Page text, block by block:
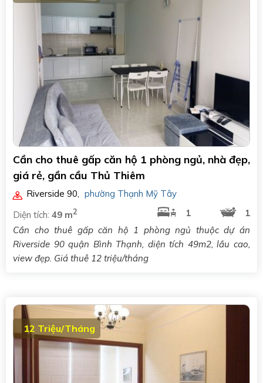
Cần cho thuê gấp căn hộ 1 phòng ngủ, nhà đẹp,
giá rẻ, gần cầu Thủ Thiêm
Riverside 90, phường Thạnh Mỹ Tây
Diện tích: 49 m2 1
1
Cần cho thuê gấp căn hộ 1 phòng ngủ thuộc dự án
Riverside 90 quận Bình Thạnh, diện tích 49m2, lầu cao,
view đẹp. Giá thuê 12 triệu/tháng
12 Triệu/Tháng